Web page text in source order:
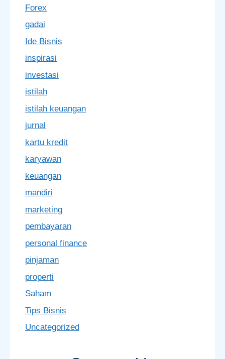
Forex
gadai
Ide Bisnis
inspirasi
investasi
istilah
istilah keuangan
jurnal
kartu kredit
karyawan
keuangan
mandiri
marketing
pembayaran
personal finance
pinjaman
properti
Saham
Tips Bisnis
Uncategorized